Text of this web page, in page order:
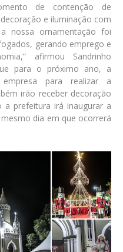
de contenção de
e iluminação com
nossa ornamentação foi
gerando emprego e
afirmou Sandrinho
para o próximo ano, a
para realizar a
irão receber decoração
a prefeitura irá inaugurar a
dia em que ocorrerá